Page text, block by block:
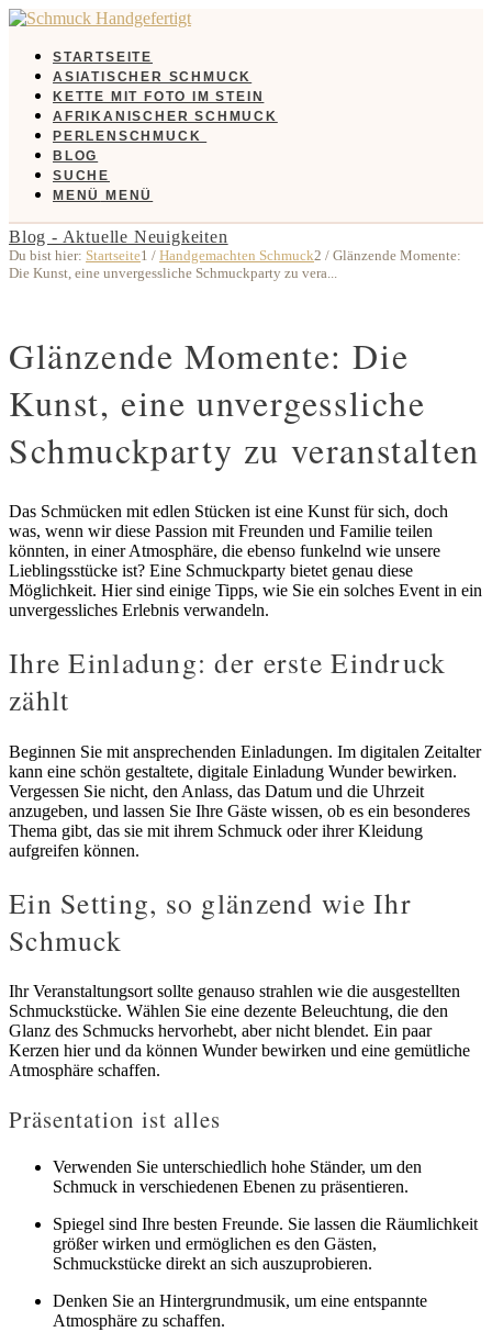
STARTSEITE
ASIATISCHER SCHMUCK
KETTE MIT FOTO IM STEIN
AFRIKANISCHER SCHMUCK
PERLENSCHMUCK
BLOG
SUCHE
MENÜ
MENÜ
Blog - Aktuelle Neuigkeiten
Du bist hier: Startseite1 / Handgemachten Schmuck2 / Glänzende Momente:
Die Kunst, eine unvergessliche Schmuckparty zu vera...
Glänzende Momente: Die
Kunst, eine unvergessliche
Schmuckparty zu veranstalten
Das Schmücken mit edlen Stücken ist eine Kunst für sich, doch
was, wenn wir diese Passion mit Freunden und Familie teilen
könnten, in einer Atmosphäre, die ebenso funkelnd wie unsere
Lieblingsstücke ist? Eine Schmuckparty bietet genau diese
Möglichkeit. Hier sind einige Tipps, wie Sie ein solches Event in ein
unvergessliches Erlebnis verwandeln.
Ihre Einladung: der erste Eindruck
zählt
Beginnen Sie mit ansprechenden Einladungen. Im digitalen Zeitalter
kann eine schön gestaltete, digitale Einladung Wunder bewirken.
Vergessen Sie nicht, den Anlass, das Datum und die Uhrzeit
anzugeben, und lassen Sie Ihre Gäste wissen, ob es ein besonderes
Thema gibt, das sie mit ihrem Schmuck oder ihrer Kleidung
aufgreifen können.
Ein Setting, so glänzend wie Ihr
Schmuck
Ihr Veranstaltungsort sollte genauso strahlen wie die ausgestellten
Schmuckstücke. Wählen Sie eine dezente Beleuchtung, die den
Glanz des Schmucks hervorhebt, aber nicht blendet. Ein paar
Kerzen hier und da können Wunder bewirken und eine gemütliche
Atmosphäre schaffen.
Präsentation ist alles
Verwenden Sie unterschiedlich hohe Ständer, um den
Schmuck in verschiedenen Ebenen zu präsentieren.
Spiegel sind Ihre besten Freunde. Sie lassen die Räumlichkeit
größer wirken und ermöglichen es den Gästen,
Schmuckstücke direkt an sich auszuprobieren.
Denken Sie an Hintergrundmusik, um eine entspannte
Atmosphäre zu schaffen.